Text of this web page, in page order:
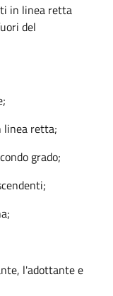
in linea retta
del
linea retta;
grado;
l'adottante e